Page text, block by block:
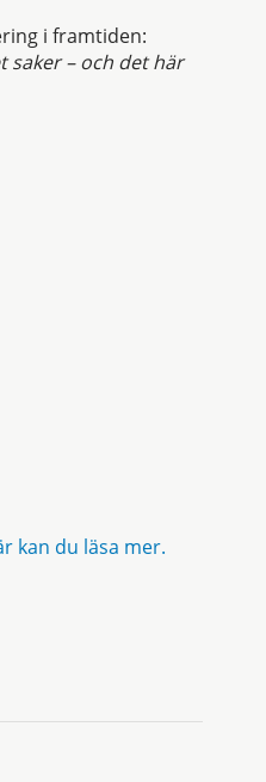
i framtiden:
saker – och det här
kan du läsa mer.